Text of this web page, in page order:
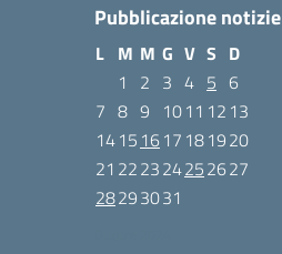
Pubblicazione notizie
L M M G V S D
1
2 3 4 5 6
7 8 9 1011 12 13
1415 1617 181920
21 222324252627
28293031